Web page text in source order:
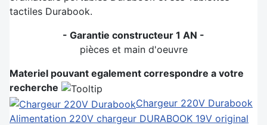
tactiles Durabook.
- Garantie constructeur 1 AN -
pièces et main d'oeuvre
Materiel pouvant egalement correspondre a votre
recherche
Chargeur 220V Durabook
Alimentation 220V chargeur DURABOOK 19V original